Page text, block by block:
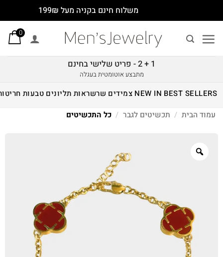
משלוח חינם בקניה מעל 199₪
0
1 + 2 - פריט שלישי בחינם
מתבצע אוטומטית בעגלה
BEST SELLERS
NEW IN צמידים שרשראותתליונים טבעותחריטות
עמוד הבית
/ תכשיטים לגבר / כל התכשיטים
Zoom